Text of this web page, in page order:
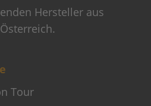
Hersteller aus
Tour